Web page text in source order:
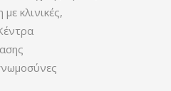
κλινικές,